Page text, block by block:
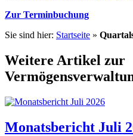
Zur Terminbuchung
Sie sind hier: Startseite »
Weitere Artikel zur
Monatsbericht Juli